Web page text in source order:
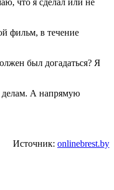
фильм, в течение
был догадаться? Я
делам. А напрямую
Источник: onlinebrest.by